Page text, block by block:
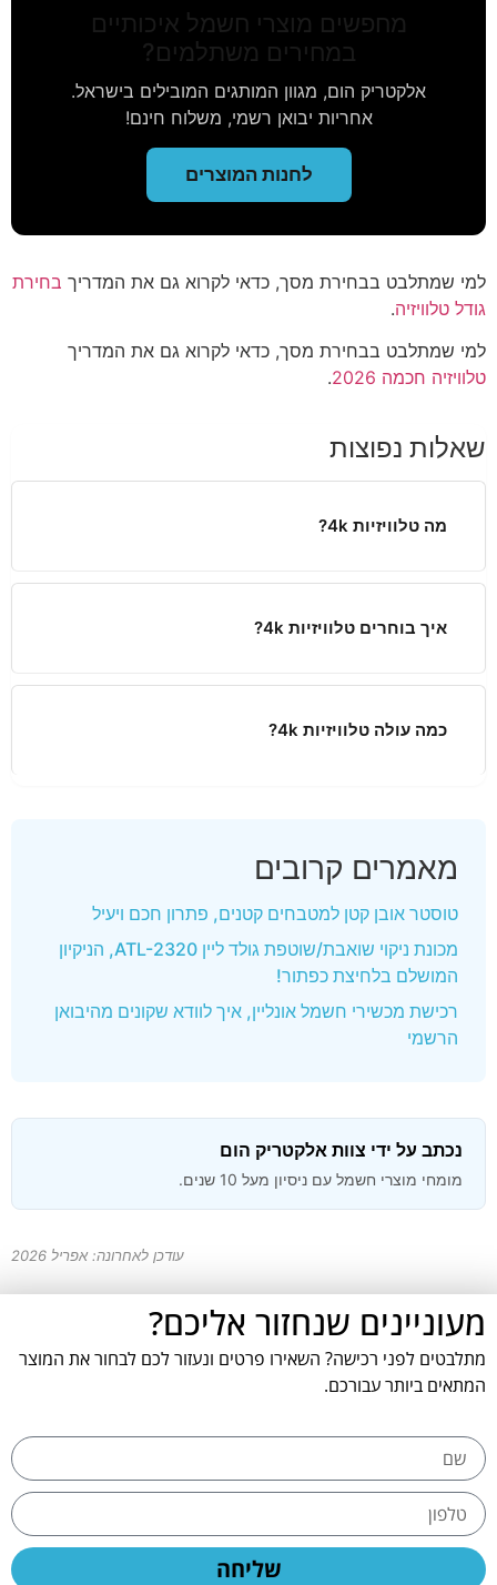
מחפשים מוצרי חשמל איכותיים
במחירים משתלמים?
אלקטריק הום, מגוון המותגים המובילים בישראל.
אחריות יבואן רשמי, משלוח חינם!
לחנות המוצרים
למי שמתלבט בבחירת מסך, כדאי לקרוא גם את המדריך בחירת
גודל טלוויזיה.
למי שמתלבט בבחירת מסך, כדאי לקרוא גם את המדריך
טלוויזיה חכמה 2026
.
שאלות נפוצות
מה טלוויזיות 4k?
איך בוחרים טלוויזיות 4k?
כמה עולה טלוויזיות 4k?
מאמרים קרובים
טוסטר אובן קטן למטבחים קטנים, פתרון חכם ויעיל
מכונת ניקוי שואבת/שוטפת גולד ליין ATL-2320, הניקיון
המושלם בלחיצת כפתור!
רכישת מכשירי חשמל אונליין, איך לוודא שקונים מהיבואן
הרשמי
נכתב על ידי צוות אלקטריק הום
מומחי מוצרי חשמל עם ניסיון מעל 10 שנים.
עודכן לאחרונה: אפריל 2026
מעוניינים שנחזור אליכם?
מתלבטים לפני רכישה? השאירו פרטים ונעזור לכם לבחור את המוצר
המתאים ביותר עבורכם.
שליחה